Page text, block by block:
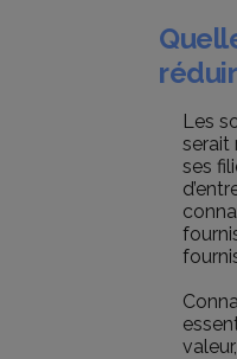
Les
serait
ses